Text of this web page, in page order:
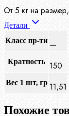
От 5 кг на размер,
Детали
Класс пр-ти —
Кратность 150
Вес 1 шт, гр 11,51
Похожие